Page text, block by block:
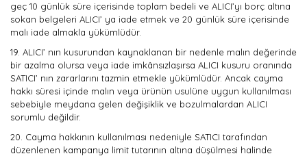
geç 10 günlük süre içerisinde toplam bedeli ve ALICI’yı borç altına
sokan belgeleri ALICI’ ya iade etmek ve 20 günlük süre içerisinde
malı iade almakla yükümlüdür.
19. ALICI’ nın kusurundan kaynaklanan bir nedenle malın değerinde
bir azalma olursa veya iade imkânsızlaşırsa ALICI kusuru oranında
SATICI’ nın zararlarını tazmin etmekle yükümlüdür. Ancak cayma
hakkı süresi içinde malın veya ürünün usulüne uygun kullanılması
sebebiyle meydana gelen değişiklik ve bozulmalardan ALICI
sorumlu değildir.
20. Cayma hakkının kullanılması nedeniyle SATICI tarafından
düzenlenen kampanya limit tutarının altına düşülmesi halinde